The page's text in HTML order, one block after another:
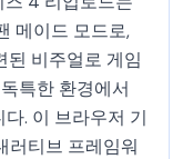
메이드 모드로,
된 비주얼로 게임
특한 환경에서
. 이 브라우저 기
러티브 프레임워